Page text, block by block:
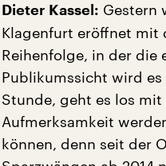
Dieter Kassel: Gestern
Klagenfurt eröffnet mit
Reihenfolge, in der die
Publikumssicht wird
Stunde, geht es los
Aufmerksamkeit
können, denn seit der